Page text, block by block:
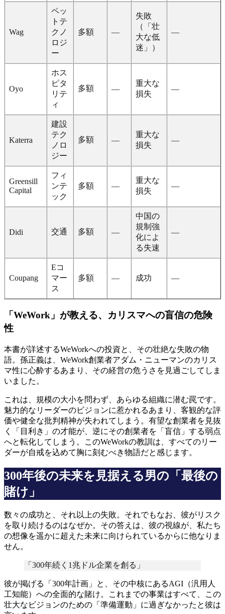
Wag
ペッ
トテ
クノ
ロジ
ー
多額 —
失敗
（「壮
大な低
迷」）
—
Oyo
ホス
ピタ
リテ
ィ
多額 —
重大な
損失
—
Katerra
建設
テク
ノロ
ジー
多額 —
重大な
損失
—
Greensill
Capital
フィ
ンテ
ック
多額 —
重大な
損失
—
Didi 交通 多額 —
中国の
規制強
化によ
る失速
—
Coupang
Eコ
マー
ス
多額 — 成功 —
「WeWork」が教える、カリスマへの盲信の危険
性
本書が詳述するWeWorkへの投資と、その壮絶な失敗の物
語。孫正義は、WeWork創業者アダム・ニューマンのカリス
マ性に心酔するあまり、その経営の危うさを見過ごしてしま
いました。
これは、規模の大小を問わず、あらゆる組織に潜む罠です。
魅力的なリーダーのビジョンに惹かれるあまり、客観的な評
価や健全な批判精神が失われてしまう。有望な創業者を見抜
く「目利き」の才能が、逆にその創業者を「盲信」する弱点
へと転化してしまう。このWeWorkの教訓は、すべてのリー
ダーが自戒を込めて胸に刻むべき物語だと感じます。
300年後の未来を見据える男の「最後の
賭け」
数々の成功と、それ以上の失敗。それでもなお、彼がリスク
を取り続けるのはなぜか。その答えは、彼の視線が、私たち
の想像を遥かに超えた未来に向けられているからに他なりま
せん。
「300年続く1兆ドル企業を創る」
彼が掲げる「300年計画」と、その中核にあるAGI（汎用人
工知能）への全面的な賭け。これまでの事業はすべて、この
壮大なビジョンのための「準備運動」に過ぎなかったと彼は